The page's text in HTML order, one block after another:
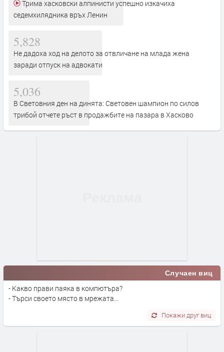
седемхилядника връх Ленин
5,828
Не дадоха ход на делото за отвличане на млада жена
заради отпуск на адвокати
5,036
В Световния ден на динята: Световен шампион по силов
трибой отчете ръст в продажбите на пазара в Хасково
Случаен виц
- Какво прави паяка в компютъра?
- Търси своето място в мрежата...
Покажи друг виц